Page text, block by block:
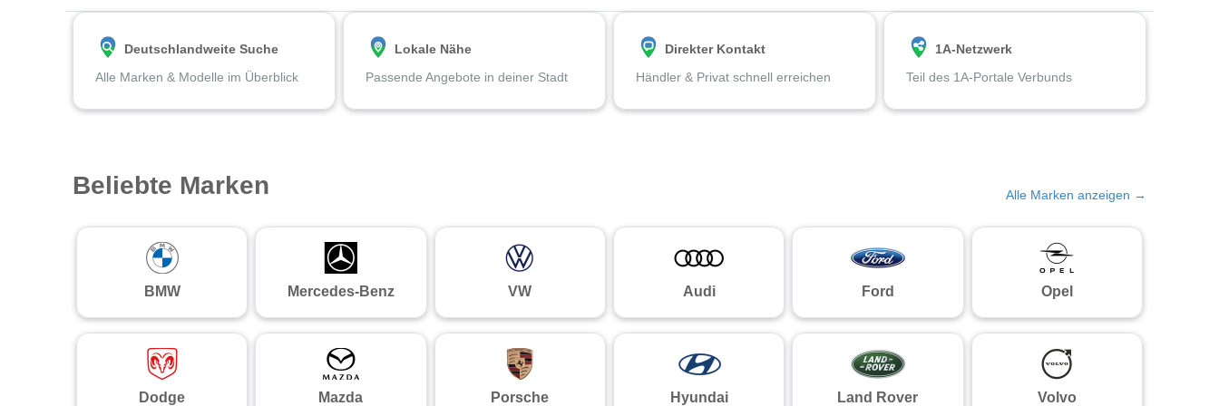
Deutschlandweite Suche
Alle Marken & Modelle im Überblick
Lokale Nähe
Passende Angebote in deiner Stadt
Direkter Kontakt
Händler & Privat schnell erreichen
1A-Netzwerk
Teil des 1A-Portale Verbunds
Beliebte Marken Alle Marken anzeigen →
BMW Mercedes-Benz VW Audi Ford Opel
Dodge Mazda Porsche Hyundai Land Rover Volvo